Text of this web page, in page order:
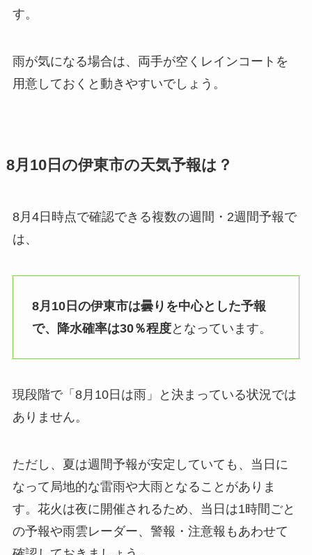
す。
雨が気になる場合は、両手が空くレインコートを
用意しておくと動きやすいでしょう。
8月10日の伊東市の天気予報は？
8月4日時点で確認できる複数の週間・2週間予報で
は、
8月10日の伊東市は曇りを中心とした予報
で、降水確率は30％程度となっています。
現段階で「8月10日は雨」と決まっている状況では
ありません。
ただし、夏は週間予報が安定していても、当日に
なって局地的な雷雨や大雨となることがありま
す。花火は夜に開催されるため、当日は1時間ごと
の予報や雨雲レーダー、警報・注意報もあわせて